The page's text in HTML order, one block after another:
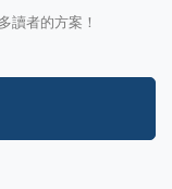
讀者的方案！